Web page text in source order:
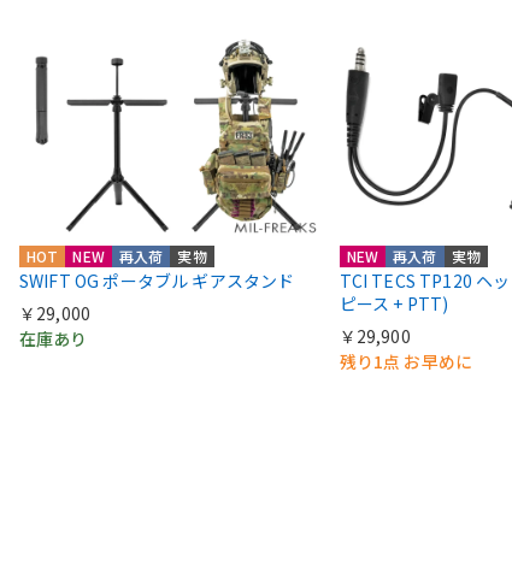
HOT NEW 再入荷 実物
SWIFT OG ポータブル ギアスタンド
￥29,000
在庫あり
NEW 再入荷 実物
TCI TECS TP120 ヘ
ピース + PTT)
￥29,900
残り1点 お早めに